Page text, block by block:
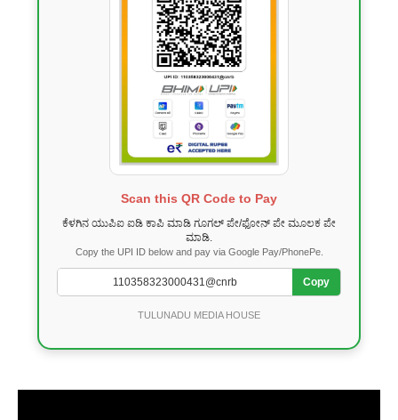
Scan this QR Code to Pay
ಕೆಳಗಿನ ಯುಪಿಐ ಐಡಿ ಕಾಪಿ ಮಾಡಿ ಗೂಗಲ್ ಪೇ/ಫೋನ್ ಪೇ ಮೂಲಕ ಪೇ
ಮಾಡಿ.
Copy the UPI ID below and pay via Google Pay/PhonePe.
Copy
TULUNADU MEDIA HOUSE